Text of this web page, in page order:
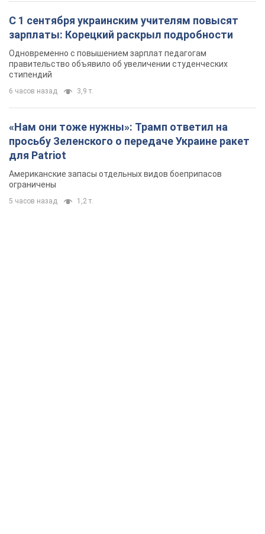
С 1 сентября украинским учителям повысят
зарплаты: Корецкий раскрыл подробности
Одновременно с повышением зарплат педагогам
правительство объявило об увеличении студенческих
стипендий
6 часов назад 3,9 т.
«Нам они тоже нужны»: Трамп ответил на
просьбу Зеленского о передаче Украине ракет
для Patriot
Американские запасы отдельных видов боеприпасов
ограничены
5 часов назад 1,2 т.